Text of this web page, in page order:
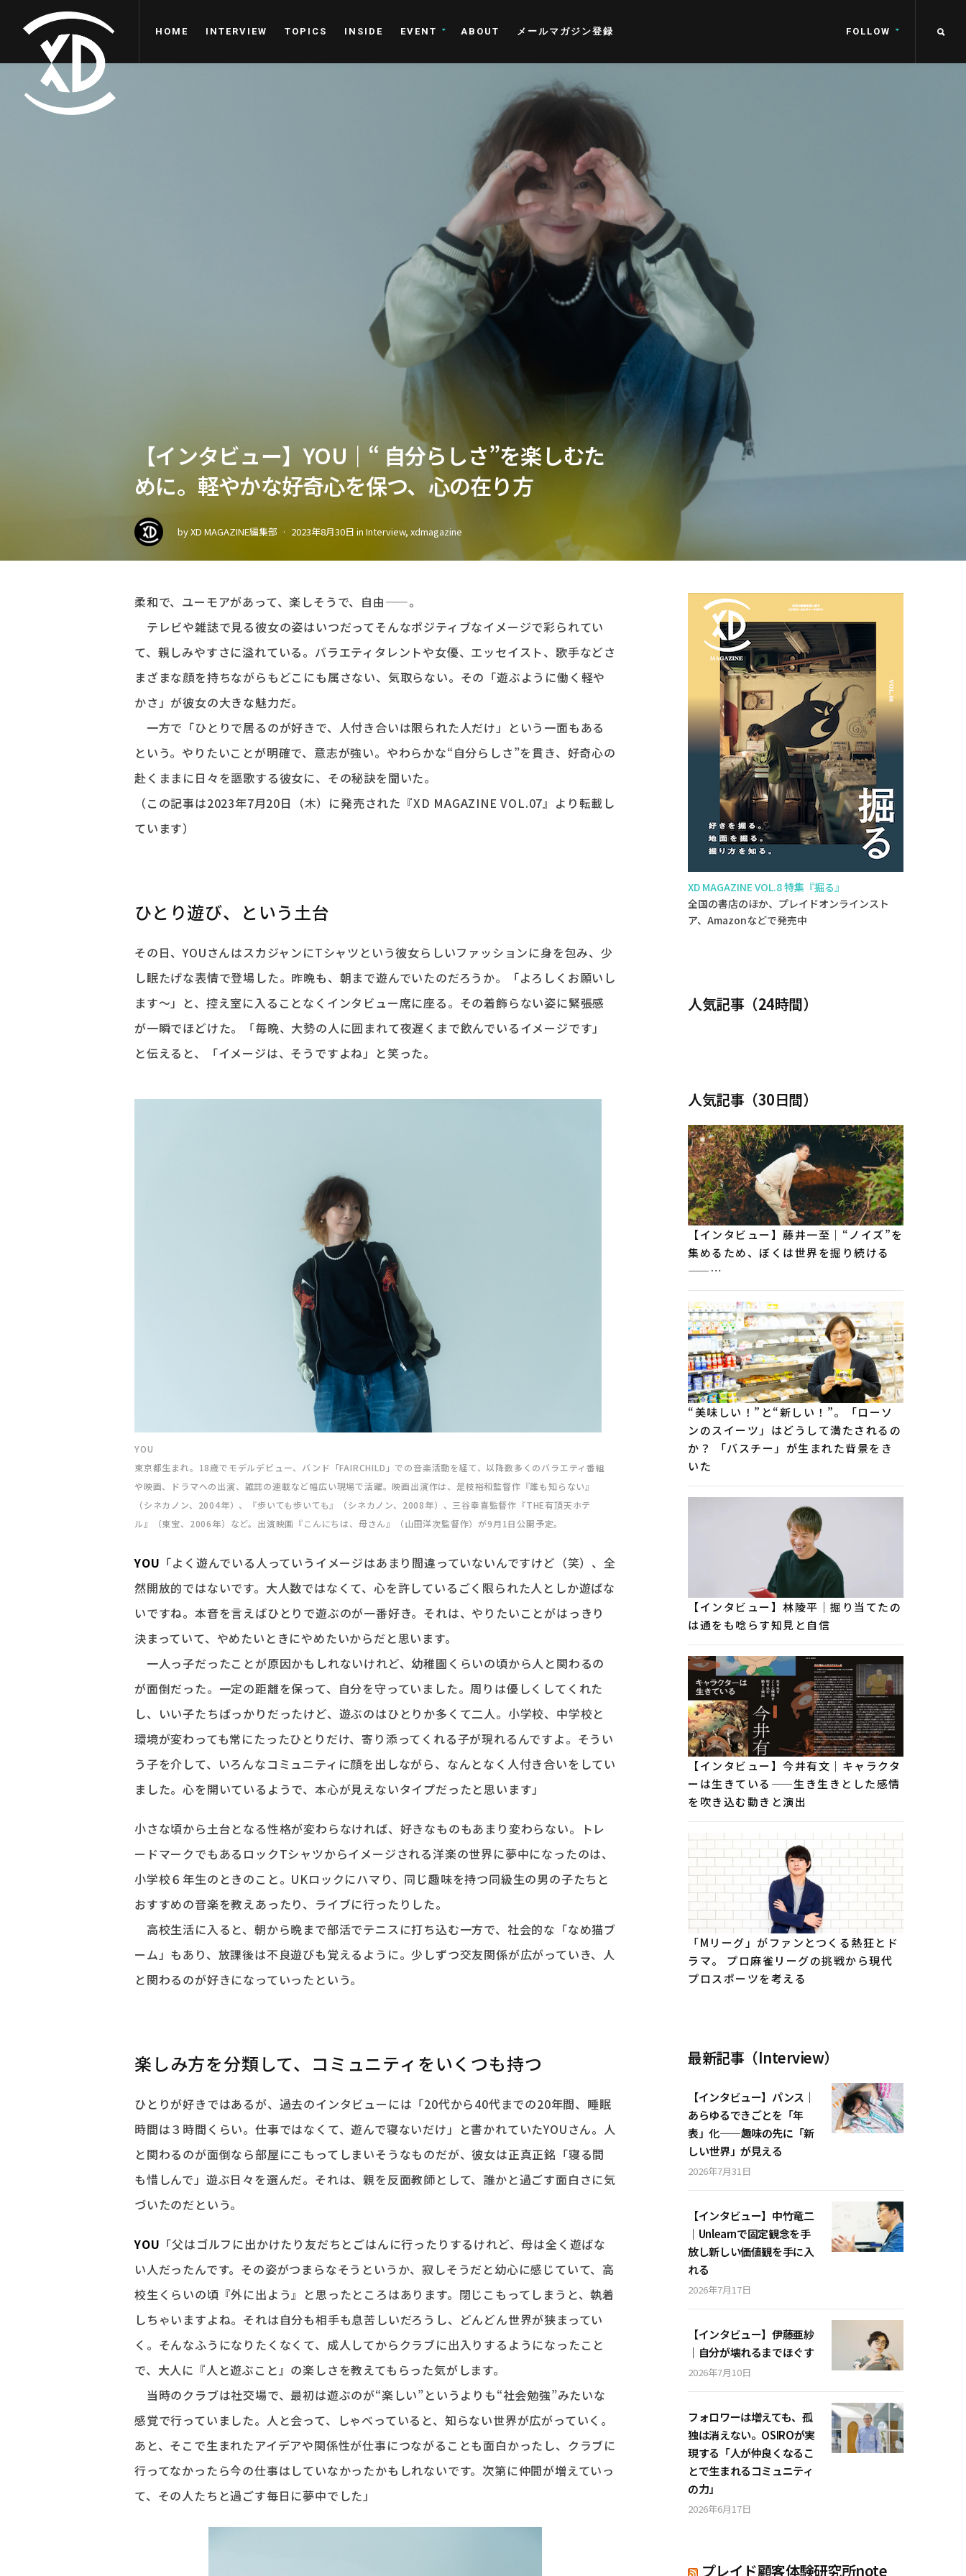
HOME INTERVIEW TOPICS INSIDE EVENT ABOUT メールマガジン登録 FOLLOW
【インタビュー】YOU｜“ 自分らしさ”を楽しむた
めに。軽やかな好奇心を保つ、心の在り方
byXD MAGAZINE編集部 2023年8月30日 in Interview, xdmagazine
柔和で、ユーモアがあって、楽しそうで、自由——。
テレビや雑誌で見る彼女の姿はいつだってそんなポジティブなイメージで彩られてい
て、親しみやすさに溢れている。バラエティタレントや女優、エッセイスト、歌手などさ
まざまな顔を持ちながらもどこにも属さない、気取らない。その「遊ぶように働く軽や
かさ」が彼女の大きな魅力だ。
一方で「ひとりで居るのが好きで、人付き合いは限られた人だけ」という一面もある
という。やりたいことが明確で、意志が強い。やわらかな“自分らしさ”を貫き、好奇心の
赴くままに日々を謳歌する彼女に、その秘訣を聞いた。
（この記事は2023年7月20日（木）に発売された『XD MAGAZINE VOL.07』より転載し
ています）
ひとり遊び、という土台
その日、YOUさんはスカジャンにTシャツという彼女らしいファッションに身を包み、少
し眠たげな表情で登場した。昨晩も、朝まで遊んでいたのだろうか。「よろしくお願いし
ます〜」と、控え室に入ることなくインタビュー席に座る。その着飾らない姿に緊張感
が一瞬でほどけた。「毎晩、大勢の人に囲まれて夜遅くまで飲んでいるイメージです」
と伝えると、「イメージは、そうですよね」と笑った。
YOU
東京都生まれ。18歳でモデルデビュー、バンド「FAIRCHILD」での音楽活動を経て、以降数多くのバラエティ番組
や映画、ドラマへの出演、雑誌の連載など幅広い現場で活躍。映画出演作は、是枝裕和監督作『誰も知らない』
（シネカノン、2004年）、『歩いても歩いても』（シネカノン、2008年）、三谷幸喜監督作『THE有頂天ホテ
ル』（東宝、2006年）など。出演映画『こんにちは、母さん』（山田洋次監督作）が9月1日公開予定。
YOU 「よく遊んでいる人っていうイメージはあまり間違っていないんですけど（笑）、全
然開放的ではないです。大人数ではなくて、心を許しているごく限られた人としか遊ばな
いですね。本音を言えばひとりで遊ぶのが一番好き。それは、やりたいことがはっきり
決まっていて、やめたいときにやめたいからだと思います。
一人っ子だったことが原因かもしれないけれど、幼稚園くらいの頃から人と関わるの
が面倒だった。一定の距離を保って、自分を守っていました。周りは優しくしてくれた
し、いい子たちばっかりだったけど、遊ぶのはひとりか多くて二人。小学校、中学校と
環境が変わっても常にたったひとりだけ、寄り添ってくれる子が現れるんですよ。そうい
う子を介して、いろんなコミュニティに顔を出しながら、なんとなく人付き合いをしてい
ました。心を開いているようで、本心が見えないタイプだったと思います」
小さな頃から土台となる性格が変わらなければ、好きなものもあまり変わらない。トレ
ードマークでもあるロックTシャツからイメージされる洋楽の世界に夢中になったのは、
小学校６年生のときのこと。UKロックにハマり、同じ趣味を持つ同級生の男の子たちと
おすすめの音楽を教えあったり、ライブに行ったりした。
高校生活に入ると、朝から晩まで部活でテニスに打ち込む一方で、社会的な「なめ猫ブ
ーム」もあり、放課後は不良遊びも覚えるように。少しずつ交友関係が広がっていき、人
と関わるのが好きになっていったという。
楽しみ方を分類して、コミュニティをいくつも持つ
ひとりが好きではあるが、過去のインタビューには「20代から40代までの20年間、睡眠
時間は３時間くらい。仕事ではなくて、遊んで寝ないだけ」と書かれていたYOUさん。人
と関わるのが面倒なら部屋にこもってしまいそうなものだが、彼女は正真正銘「寝る間
も惜しんで」遊ぶ日々を選んだ。それは、親を反面教師として、誰かと過ごす面白さに気
づいたのだという。
YOU 「父はゴルフに出かけたり友だちとごはんに行ったりするけれど、母は全く遊ばな
い人だったんです。その姿がつまらなそうというか、寂しそうだと幼心に感じていて、高
校生くらいの頃『外に出よう』と思ったところはあります。閉じこもってしまうと、執着
しちゃいますよね。それは自分も相手も息苦しいだろうし、どんどん世界が狭まってい
く。そんなふうになりたくなくて、成人してからクラブに出入りするようになったこと
で、大人に『人と遊ぶこと』の楽しさを教えてもらった気がします。
当時のクラブは社交場で、最初は遊ぶのが“楽しい”というよりも“社会勉強”みたいな
感覚で行っていました。人と会って、しゃべっていると、知らない世界が広がっていく。
あと、そこで生まれたアイデアや関係性が仕事につながることも面白かったし、クラブに
行ってなかったら今の仕事はしていなかったかもしれないです。次第に仲間が増えていっ
て、その人たちと過ごす毎日に夢中でした」
XD MAGAZINE VOL.8 特集『掘る』
全国の書店のほか、プレイドオンラインスト
ア、Amazonなどで発売中
人気記事（24時間）
人気記事（30日間）
【インタビュー】藤井一至｜“ノイズ”を
集めるため、ぼくは世界を掘り続ける
——…
“美味しい！”と“新しい！”。「ローソ
ンのスイーツ」はどうして満たされるの
か？ 「バスチー」が生まれた背景をき
いた
【インタビュー】林陵平｜掘り当てたの
は通をも唸らす知見と自信
【インタビュー】今井有文｜キャラクタ
ーは生きている——生き生きとした感情
を吹き込む動きと演出
「Mリーグ」がファンとつくる熱狂とド
ラマ。 プロ麻雀リーグの挑戦から現代
プロスポーツを考える
最新記事（Interview）
【インタビュー】パンス｜
あらゆるできごとを「年
表」化——趣味の先に「新
しい世界」が見える
2026年7月31日
【インタビュー】中竹竜二
｜Unlearnで固定観念を手
放し新しい価値観を手に入
れる
2026年7月17日
【インタビュー】伊藤亜紗
｜自分が壊れるまでほぐす
2026年7月10日
フォロワーは増えても、孤
独は消えない。OSIROが実
現する「人が仲良くなるこ
とで生まれるコミュニティ
の力」
2026年6月17日
プレイド顧客体験研究所note